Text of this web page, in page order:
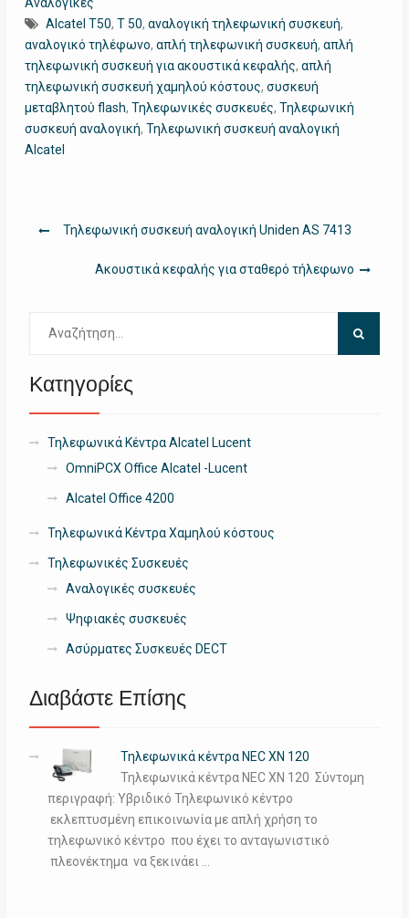
Alcatel T50, T 50, αναλογική τηλεφωνική συσκευή,
αναλογικό τηλέφωνο, απλή τηλεφωνική συσκευή, απλή
τηλεφωνική συσκευή για ακουστικά κεφαλής, απλή
τηλεφωνική συσκευή χαμηλού κόστους, συσκευή
μεταβλητού flash, Τηλεφωνικές συσκευές, Τηλεφωνική
συσκευή αναλογική, Τηλεφωνική συσκευή αναλογική
Alcatel
Πλοήγηση
Τηλεφωνική συσκευή αναλογική Uniden AS 7413
Ακουστικά κεφαλής για σταθερό τήλεφωνο
για:
Κατηγορίες
Τηλεφωνικά Κέντρα Alcatel Lucent
OmniPCX Office Alcatel -Lucent
Alcatel Office 4200
Τηλεφωνικά Κέντρα Χαμηλού κόστους
Τηλεφωνικές Συσκευές
Αναλογικές συσκευές
Ψηφιακές συσκευές
Ασύρματες Συσκευές DECT
Διαβάστε Επίσης
Τηλεφωνικά κέντρα NEC XN 120
Τηλεφωνικά κέντρα NEC XN 120 Σύντομη
περιγραφή: Υβριδικό Τηλεφωνικό κέντρο
εκλεπτυσμένη επικοινωνία με απλή χρήση το
τηλεφωνικό κέντρο που έχει το ανταγωνιστικό
πλεονέκτημα να ξεκινάει …